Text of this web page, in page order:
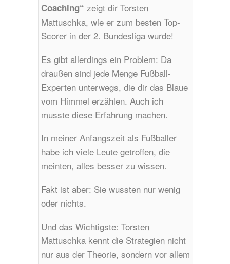
Coaching“ zeigt dir Torsten
Mattuschka, wie er zum besten Top-
Scorer in der 2. Bundesliga wurde!
Es gibt allerdings ein Problem: Da
draußen sind jede Menge Fußball-
Experten unterwegs, die dir das Blaue
vom Himmel erzählen. Auch ich
musste diese Erfahrung machen.
In meiner Anfangszeit als Fußballer
habe ich viele Leute getroffen, die
meinten, alles besser zu wissen.
Fakt ist aber: Sie wussten nur wenig
oder nichts.
Und das Wichtigste: Torsten
Mattuschka kennt die Strategien nicht
nur aus der Theorie, sondern vor allem